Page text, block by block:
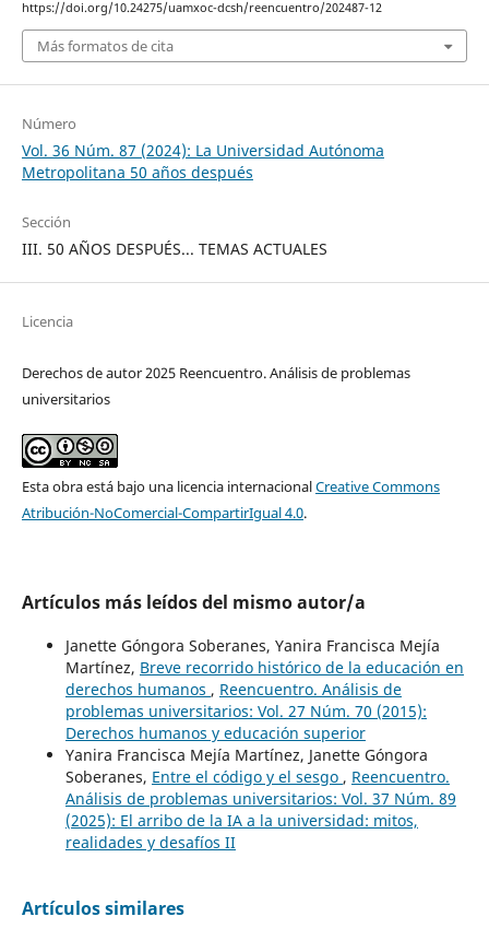
https://doi.org/10.24275/uamxoc-dcsh/reencuentro/202487-12
Más formatos de cita
Número
Vol. 36 Núm. 87 (2024): La Universidad Autónoma
Metropolitana 50 años después
Sección
III. 50 AÑOS DESPUÉS... TEMAS ACTUALES
Licencia
Derechos de autor 2025 Reencuentro. Análisis de problemas
universitarios
Esta obra está bajo una licencia internacionalCreative Commons
Atribución-NoComercial-CompartirIgual 4.0.
Artículos más leídos del mismo autor/a
Janette Góngora Soberanes, Yanira Francisca Mejía
Martínez, Breve recorrido histórico de la educación en
derechos humanos , Reencuentro. Análisis de
problemas universitarios: Vol. 27 Núm. 70 (2015):
Derechos humanos y educación superior
Yanira Francisca Mejía Martínez, Janette Góngora
Soberanes, Entre el código y el sesgo , Reencuentro.
Análisis de problemas universitarios: Vol. 37 Núm. 89
(2025): El arribo de la IA a la universidad: mitos,
realidades y desafíos II
Artículos similares